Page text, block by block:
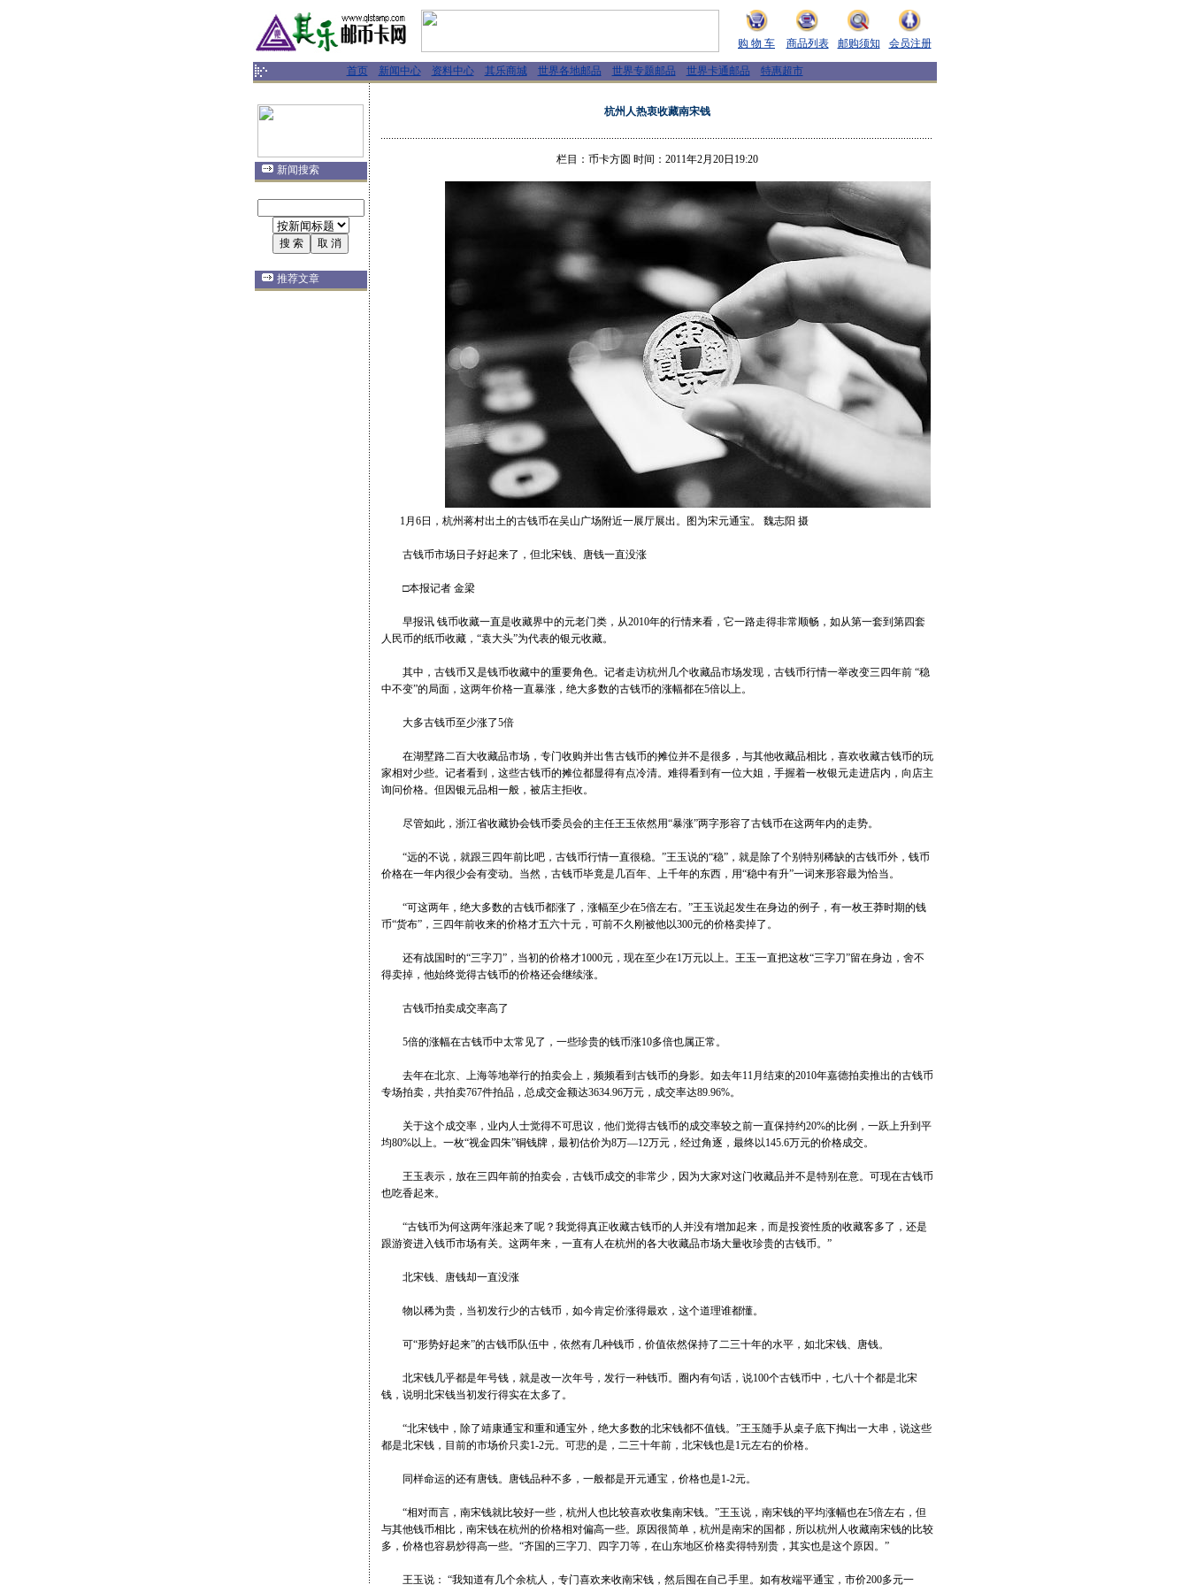
购 物 车 商品列表 邮购须知 会员注册
首页 新闻中心 资料中心 其乐商城 世界各地邮品 世界专题邮品 世界卡通邮品 特惠超市
新闻搜索
推荐文章
杭州人热衷收藏南宋钱
栏目：币卡方圆 时间：2011年2月20日19:20
1月6日，杭州蒋村出土的古钱币在吴山广场附近一展厅展出。图为宋元通宝。 魏志阳 摄
古钱币市场日子好起来了，但北宋钱、唐钱一直没涨
□本报记者 金梁
早报讯 钱币收藏一直是收藏界中的元老门类，从2010年的行情来看，它一路走得非常顺畅，如从第一套到第四套
人民币的纸币收藏，“袁大头”为代表的银元收藏。
其中，古钱币又是钱币收藏中的重要角色。记者走访杭州几个收藏品市场发现，古钱币行情一举改变三四年前 “稳
中不变”的局面，这两年价格一直暴涨，绝大多数的古钱币的涨幅都在5倍以上。
大多古钱币至少涨了5倍
在湖墅路二百大收藏品市场，专门收购并出售古钱币的摊位并不是很多，与其他收藏品相比，喜欢收藏古钱币的玩
家相对少些。记者看到，这些古钱币的摊位都显得有点冷清。难得看到有一位大姐，手握着一枚银元走进店内，向店主
询问价格。但因银元品相一般，被店主拒收。
尽管如此，浙江省收藏协会钱币委员会的主任王玉依然用“暴涨”两字形容了古钱币在这两年内的走势。
“远的不说，就跟三四年前比吧，古钱币行情一直很稳。”王玉说的“稳”，就是除了个别特别稀缺的古钱币外，钱币
价格在一年内很少会有变动。当然，古钱币毕竟是几百年、上千年的东西，用“稳中有升”一词来形容最为恰当。
“可这两年，绝大多数的古钱币都涨了，涨幅至少在5倍左右。”王玉说起发生在身边的例子，有一枚王莽时期的钱
币“货布”，三四年前收来的价格才五六十元，可前不久刚被他以300元的价格卖掉了。
还有战国时的“三字刀”，当初的价格才1000元，现在至少在1万元以上。王玉一直把这枚“三字刀”留在身边，舍不
得卖掉，他始终觉得古钱币的价格还会继续涨。
古钱币拍卖成交率高了
5倍的涨幅在古钱币中太常见了，一些珍贵的钱币涨10多倍也属正常。
去年在北京、上海等地举行的拍卖会上，频频看到古钱币的身影。如去年11月结束的2010年嘉德拍卖推出的古钱币
专场拍卖，共拍卖767件拍品，总成交金额达3634.96万元，成交率达89.96%。
关于这个成交率，业内人士觉得不可思议，他们觉得古钱币的成交率较之前一直保持约20%的比例，一跃上升到平
均80%以上。一枚“视金四朱”铜钱牌，最初估价为8万—12万元，经过角逐，最终以145.6万元的价格成交。
王玉表示，放在三四年前的拍卖会，古钱币成交的非常少，因为大家对这门收藏品并不是特别在意。可现在古钱币
也吃香起来。
“古钱币为何这两年涨起来了呢？我觉得真正收藏古钱币的人并没有增加起来，而是投资性质的收藏客多了，还是
跟游资进入钱币市场有关。这两年来，一直有人在杭州的各大收藏品市场大量收珍贵的古钱币。”
北宋钱、唐钱却一直没涨
物以稀为贵，当初发行少的古钱币，如今肯定价涨得最欢，这个道理谁都懂。
可“形势好起来”的古钱币队伍中，依然有几种钱币，价值依然保持了二三十年的水平，如北宋钱、唐钱。
北宋钱几乎都是年号钱，就是改一次年号，发行一种钱币。圈内有句话，说100个古钱币中，七八十个都是北宋
钱，说明北宋钱当初发行得实在太多了。
“北宋钱中，除了靖康通宝和重和通宝外，绝大多数的北宋钱都不值钱。”王玉随手从桌子底下掏出一大串，说这些
都是北宋钱，目前的市场价只卖1-2元。可悲的是，二三十年前，北宋钱也是1元左右的价格。
同样命运的还有唐钱。唐钱品种不多，一般都是开元通宝，价格也是1-2元。
“相对而言，南宋钱就比较好一些，杭州人也比较喜欢收集南宋钱。”王玉说，南宋钱的平均涨幅也在5倍左右，但
与其他钱币相比，南宋钱在杭州的价格相对偏高一些。原因很简单，杭州是南宋的国都，所以杭州人收藏南宋钱的比较
多，价格也容易炒得高一些。“齐国的三字刀、四字刀等，在山东地区价格卖得特别贵，其实也是这个原因。”
王玉说： “我知道有几个余杭人，专门喜欢来收南宋钱，然后囤在自己手里。如有枚端平通宝，市价200多元一